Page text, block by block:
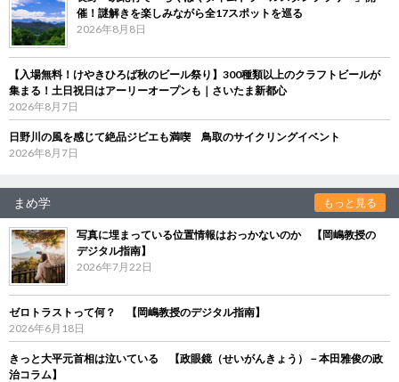
催！謎解きを楽しみながら全17スポットを巡る
2026年8月8日
【入場無料！けやきひろば秋のビール祭り】300種類以上のクラフトビールが
集まる！土日祝日はアーリーオープンも｜さいたま新都心
2026年8月7日
日野川の風を感じて絶品ジビエも満喫 鳥取のサイクリングイベント
2026年8月7日
まめ学 もっと見る
写真に埋まっている位置情報はおっかないのか 【岡嶋教授の
デジタル指南】
2026年7月22日
ゼロトラストって何？ 【岡嶋教授のデジタル指南】
2026年6月18日
きっと大平元首相は泣いている 【政眼鏡（せいがんきょう）－本田雅俊の政
治コラム】